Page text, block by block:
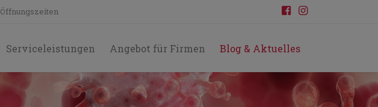
Öffnungszeiten
Serviceleistungen Angebot für Firmen Blog & Aktuelles